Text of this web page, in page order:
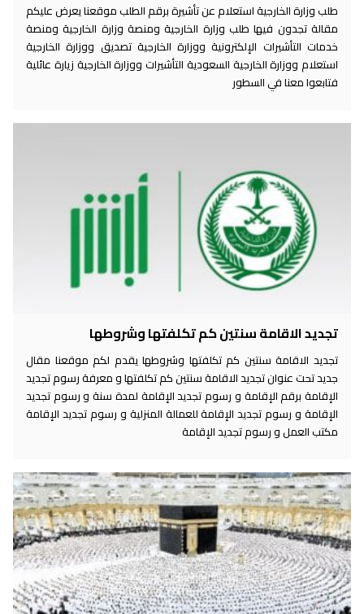
طلب وزارة الخارجية استعلام عن تأشيرة برقم الطلب موقعنا يعرض عليكم
مقالة تجدون فيها طلب وزارة الخارجية ومنصة وزارة الخارجية ومنصة
خدمات التأشيرات الإلكترونية ووزارة الخارجية تصديق ووزارة الخارجية
استعلام ووزارة الخارجية السعودية التأشيرات ووزارة الخارجية زيارة عائلية
فتابعوا معنا في السطور
تجديد الاقامة سنتين كم تكلفتها وشروطها
تجديد الاقامة سنتين كم تكلفتها وشروطها يقدم لكم موقعنا مقال
جديد تحت عنوان تجديد الاقامة سنتين كم تكلفتها و معرفة رسوم تجديد
الإقامة برقم الإقامة و رسوم تجديد الإقامة لمدة سنة و رسوم تجديد
الإقامة و رسوم تجديد الإقامة للعمالة المنزلية و رسوم تجديد الإقامة
مكتب العمل و رسوم تجديد الإقامة